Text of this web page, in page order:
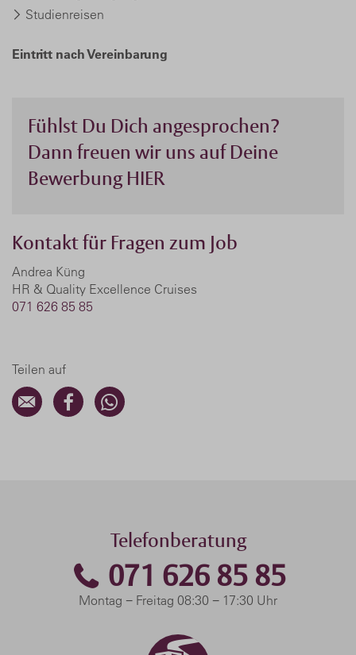
Studienreisen
Eintritt nach Vereinbarung
Fühlst Du Dich angesprochen?
Dann freuen wir uns auf Deine
Bewerbung HIER
Kontakt für Fragen zum Job
Andrea Küng
HR & Quality Excellence Cruises
071 626 85 85
Teilen auf
Telefonberatung
071 626 85 85
Montag − Freitag 08:30 − 17:30 Uhr